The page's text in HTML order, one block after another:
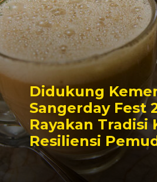
Didukung
Sangerday Fest
Rayakan Tradisi
Resiliensi